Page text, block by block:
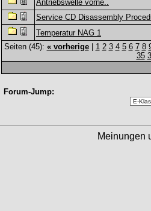
Antriebswelle vorne..
Service CD Disassembly
Temperatur NAG 1
Seiten (45): « vorherige 1 2 3 4 5 6 7 8
35
Forum-Jump:
Meinungen